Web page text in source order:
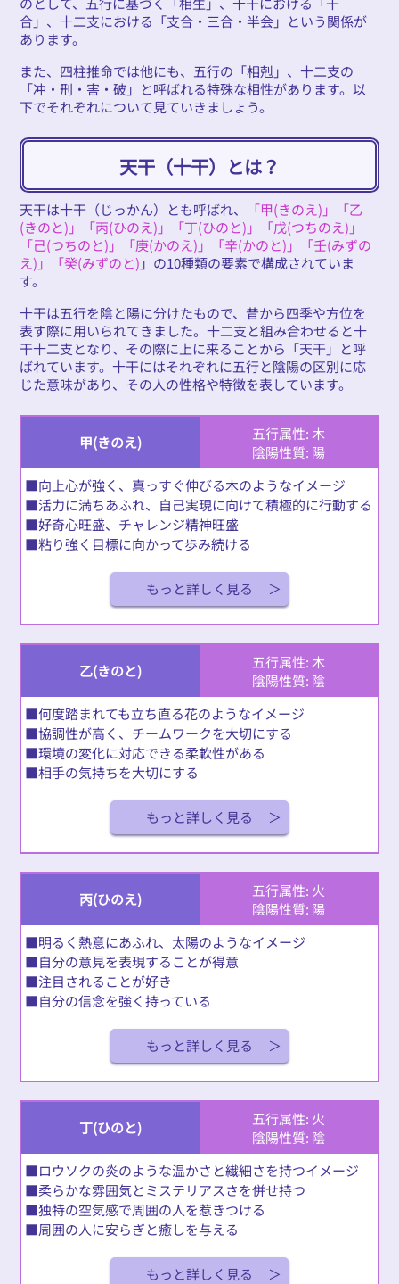
合」、十二支における「支合・三合・半会」という関係が
あります。
また、四柱推命では他にも、五行の「相剋」、十二支の
「冲・刑・害・破」と呼ばれる特殊な相性があります。以
下でそれぞれについて見ていきましょう。
天干（十干）とは？
天干は十干（じっかん）とも呼ばれ、
「甲(きのえ)」「乙
(きのと)」「丙(ひのえ)」「丁(ひのと)」「戊(つちのえ)」
「己(つちのと)」「庚(かのえ)」「辛(かのと)」「壬(みずの
え)」「癸(みずのと) 」の10種類の要素で構成されていま
す。
十干は五行を陰と陽に分けたもので、昔から四季や方位を
表す際に用いられてきました。十二支と組み合わせると十
干十二支となり、その際に上に来ることから「天干」と呼
ばれています。十干にはそれぞれに五行と陰陽の区別に応
じた意味があり、その人の性格や特徴を表しています。
甲(きのえ)
五行属性: 木
陰陽性質: 陽
■向上心が強く、真っすぐ伸びる木のようなイメージ
■活力に満ちあふれ、自己実現に向けて積極的に行動する
■好奇心旺盛、チャレンジ精神旺盛
■粘り強く目標に向かって歩み続ける
もっと詳しく見る
乙(きのと)
五行属性: 木
陰陽性質: 陰
■何度踏まれても立ち直る花のようなイメージ
■協調性が高く、チームワークを大切にする
■環境の変化に対応できる柔軟性がある
■相手の気持ちを大切にする
もっと詳しく見る
丙(ひのえ)
五行属性: 火
陰陽性質: 陽
■明るく熱意にあふれ、太陽のようなイメージ
■自分の意見を表現することが得意
■注目されることが好き
■自分の信念を強く持っている
もっと詳しく見る
丁(ひのと)
五行属性: 火
陰陽性質: 陰
■ロウソクの炎のような温かさと繊細さを持つイメージ
■柔らかな雰囲気とミステリアスさを併せ持つ
■独特の空気感で周囲の人を惹きつける
■周囲の人に安らぎと癒しを与える
もっと詳しく見る